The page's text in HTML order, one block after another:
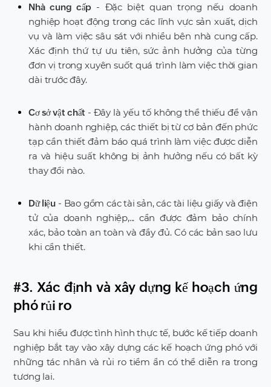
Nhà cung cấp - Đặc biệt quan trọng nếu doanh
nghiệp hoạt động trong các lĩnh vực sản xuất, dịch
vụ và làm việc sâu sát với nhiều bên nhà cung cấp.
Xác định thứ tự ưu tiên, sức ảnh hưởng của từng
đơn vị trong xuyên suốt quá trình làm việc thời gian
dài trước đây.
Cơ sở vật chất - Đây là yếu tố không thể thiếu để vận
hành doanh nghiệp, các thiết bị từ cơ bản đến phức
tạp cần thiết đảm báo quá trình làm việc được diễn
ra và hiệu suất không bị ảnh hưởng nếu có bất kỳ
thay đổi nào.
Dữ liệu - Bao gồm các tài sản, các tài liệu giấy và điện
tử của doanh nghiệp,... cần được đảm bảo chính
xác, bảo toàn an toàn và đầy đủ. Có các bản sao lưu
khi cần thiết.
#3. Xác định và xây dựng kế hoạch ứng
phó rủi ro
Sau khi hiểu được tình hình thực tế, bước kế tiếp doanh
nghiệp bắt tay vào xây dựng các kế hoạch ứng phó với
những tác nhân và rủi ro tiềm ẩn có thể diễn ra trong
tương lai.